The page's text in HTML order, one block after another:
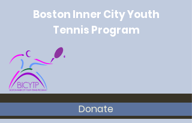
Donate
Boston Inner City Youth
Tennis Program